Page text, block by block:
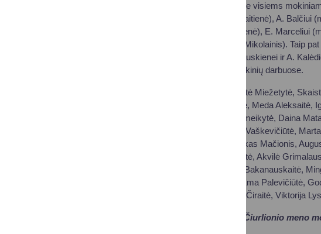
Nuoširdžiai dėkojame visiems
(mokyt. V. Mieščionaitienė), A. Balčiui
(mokyt. E. Sakavičienė), E. Marceliui
Amšiejui (mokyt. J. Mikolainis). Taip
Akstinienei, D. Petrauskienei ir A.
jautriai atsispindi mokinių darbuose.
Parodos dalyviai: Urtė Miežetytė,
Leonora Pacukonytė, Meda Aleksaitė,
Valackaitė, Lėja Štrimeikytė, Daina
Dobelinskaitė, Aistė Vaškevičiūtė,
Čepononis, Dominykas Mačionis,
Amanda Radzevičiūtė, Akvilė
Bukovskaja, Liucija Bakanauskaitė,
Barbora Dyburytė, Ema Palevičiūtė,
Saulė Sobol, Rusnė Čiraitė, Viktorija
Druskininkų M. K. Čiurlionio meno